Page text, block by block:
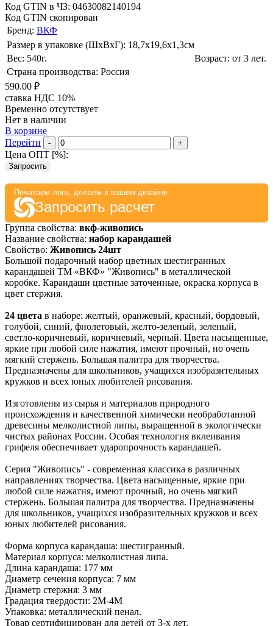
Код GTIN в ЧЗ: 04630082140194
Код GTIN скопирован
Бренд: ВКФ
Размер в упаковке (ШхВxГ): 18,7х19,6х1,3cм
Вес: 540г.
Возраст: от 3 лет.
Страна производства: Россия
590.00 ₽
ставка НДС 10%
Временно отсутствует
Нет в наличии
В корзине
Перейти
- +
Цена ОПТ [%]:
Запросить
Печатаем лого, делаем в вашем дизайне
Запросить расчет
Группа свойства: вкф-живопись
Название свойства: набор карандашей
Свойство: Живопись 24шт
Большой подарочный набор цветных шестигранных
карандашей ТМ «ВКФ» "Живопись" в металлической
коробке. Карандаши цветные заточенные, окраска корпуса в
цвет стержня.
24 цвета в наборе: желтый, оранжевый, красный, бордовый,
голубой, синий, фиолетовый, желто-зеленый, зеленый,
светло-коричневый, коричневый, черный. Цвета насыщенные,
яркие при любой силе нажатия, имеют прочный, но очень
мягкий стержень. Большая палитра для творчества.
Предназначены для школьников, учащихся изобразительных
кружков и всех юных любителей рисования.
Изготовлены из сырья и материалов природного
происхождения и качественной химически необработанной
древесины мелколистной липы, выращенной в экологически
чистых районах России. Особая технология вклеивания
грифеля обеспечивает ударопрочность карандашей.
Серия "Живопись" - современная классика в различных
направлениях творчества. Цвета насыщенные, яркие при
любой силе нажатия, имеют прочный, но очень мягкий
стержень. Большая палитра для творчества. Предназначены
для школьников, учащихся изобразительных кружков и всех
юных любителей рисования.
Форма корпуса карандаша: шестигранный.
Материал корпуса: мелколистная липа.
Длина карандаша: 177 мм
Диаметр сечения корпуса: 7 мм
Диаметр стержня: 3 мм
Градация твердости: 2M-4M
Упаковка: металлический пенал.
Товар сертифицирован для детей от 3-х лет.